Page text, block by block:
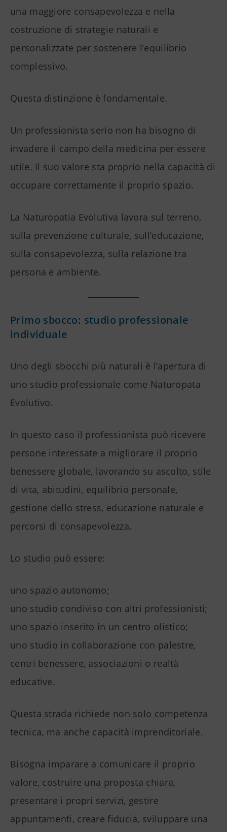
una maggiore consapevolezza e nella
costruzione di strategie naturali e
personalizzate per sostenere l’equilibrio
complessivo.
Questa distinzione è fondamentale.
Un professionista serio non ha bisogno di
invadere il campo della medicina per essere
utile. Il suo valore sta proprio nella capacità di
occupare correttamente il proprio spazio.
La Naturopatia Evolutiva lavora sul terreno,
sulla prevenzione culturale, sull’educazione,
sulla consapevolezza, sulla relazione tra
persona e ambiente.
Primo sbocco: studio professionale
individuale
Uno degli sbocchi più naturali è l’apertura di
uno studio professionale come Naturopata
Evolutivo.
In questo caso il professionista può ricevere
persone interessate a migliorare il proprio
benessere globale, lavorando su ascolto, stile
di vita, abitudini, equilibrio personale,
gestione dello stress, educazione naturale e
percorsi di consapevolezza.
Lo studio può essere:
uno spazio autonomo;
uno studio condiviso con altri professionisti;
uno spazio inserito in un centro olistico;
uno studio in collaborazione con palestre,
centri benessere, associazioni o realtà
educative.
Questa strada richiede non solo competenza
tecnica, ma anche capacità imprenditoriale.
Bisogna imparare a comunicare il proprio
valore, costruire una proposta chiara,
presentare i propri servizi, gestire
appuntamenti, creare fiducia, sviluppare una